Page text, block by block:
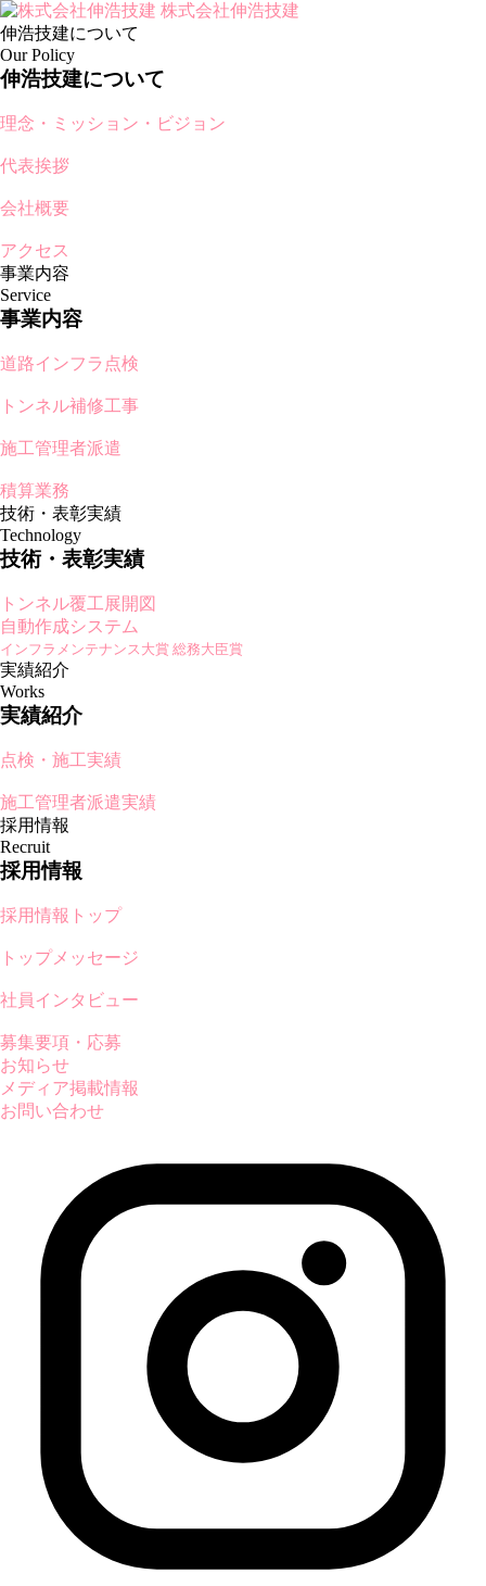
株式会社伸浩技建
伸浩技建について
Our Policy
伸浩技建について
理念・ミッション・ビジョン
代表挨拶
会社概要
アクセス
事業内容
Service
事業内容
道路インフラ点検
トンネル補修工事
施工管理者派遣
積算業務
技術・表彰実績
Technology
技術・表彰実績
トンネル覆工展開図
自動作成システム
インフラメンテナンス大賞 総務大臣賞
実績紹介
Works
実績紹介
点検・施工実績
施工管理者派遣実績
採用情報
Recruit
採用情報
採用情報トップ
トップメッセージ
社員インタビュー
募集要項・応募
お知らせ
メディア掲載情報
お問い合わせ